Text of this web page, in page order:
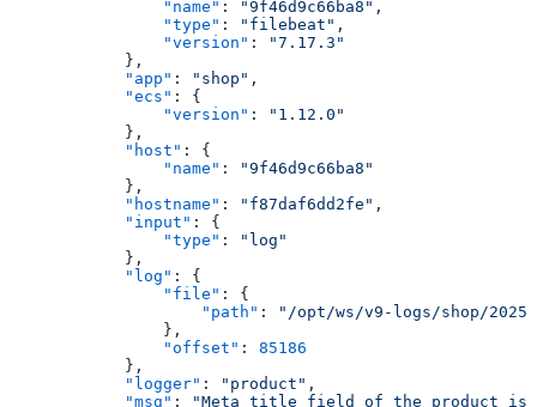
                "name"
: "9f46d9c66ba8" ,
                "type"
: "filebeat" ,
                "version"
:
"7.17.3"
            },
            "app"
: "shop" ,
            "ecs"
: {
                "version"
:
"1.12.0"
            },
            "host"
: {
                "name"
:
"9f46d9c66ba8"
            },
            "hostname"
: "f87daf6dd2fe" ,
            "input"
: {
                "type"
:
"log"
            },
            "log"
: {
                "file"
: {
                    "path"
:
"/opt/ws/v9-logs/shop/
                },
                "offset"
: 85186
            },
            "logger"
: "product" ,
            "msg"
:
"Meta title field of the product is